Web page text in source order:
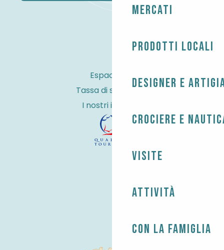
Mercati
Prodotti locali
Designer e
Crociere e
Visite
Attività
Con la famiglia
Espace Pro
Tassa di soggiorno
I nostri impegni